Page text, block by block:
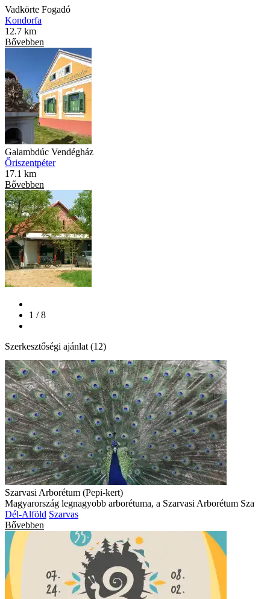
Vadkörte Fogadó
Kondorfa
12.7 km
Bővebben
Galambdúc Vendégház
Őriszentpéter
17.1 km
Bővebben
1 / 8
Szerkesztőségi ajánlat (12)
Szarvasi Arborétum (Pepi-kert)
Magyarország legnagyobb arborétuma, a Szarvasi Arborétum Sza
Dél-Alföld Szarvas
Bővebben